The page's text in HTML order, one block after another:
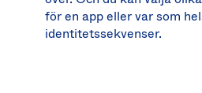
för en app eller var som
identitetssekvenser.